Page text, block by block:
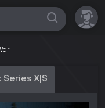
Series X|S